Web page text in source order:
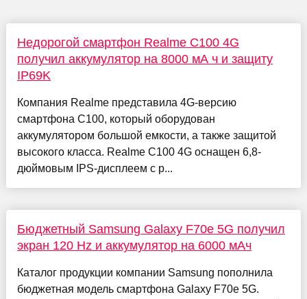
Недорогой смартфон Realme C100 4G
получил аккумулятор на 8000 мА ч и защиту
IP69K
Компания Realme представила 4G-версию
смартфона C100, который оборудован
аккумулятором большой емкости, а также защитой
высокого класса. Realme C100 4G оснащен 6,8-
дюймовым IPS-дисплеем с р...
Бюджетный Samsung Galaxy F70e 5G получил
экран 120 Hz и аккумулятор на 6000 мАч
Каталог продукции компании Samsung пополнила
бюджетная модель смартфона Galaxy F70e 5G.